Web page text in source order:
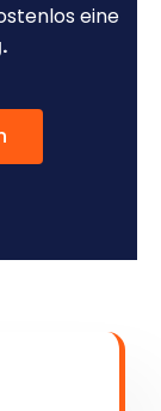
eine